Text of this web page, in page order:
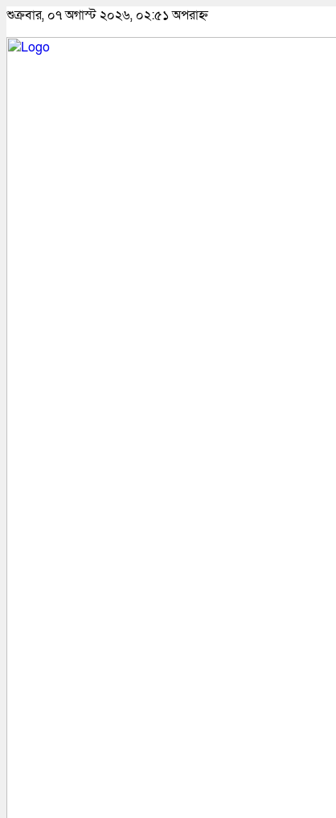
শুক্রবার, ০৭ অগাস্ট ২০২৬, ০২:৫১ অপরাহ্ন